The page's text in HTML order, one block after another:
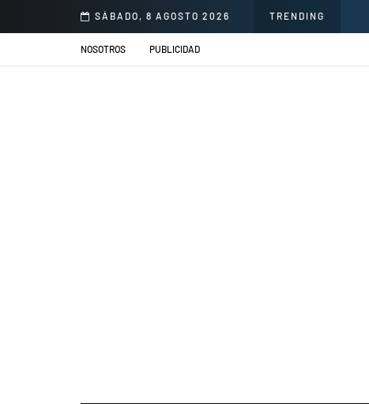
SÁBADO, 8 AGOSTO 2026 TRENDING
Delgado para mejorar la atención en salud
NOSOTROS PUBLICIDAD